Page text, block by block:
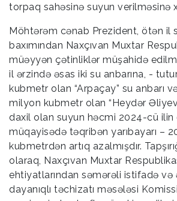
torpaq sahəsinə suyun verilməsinə
Möhtərəm cənab Prezident, ötən il
baxımından Naxçıvan Muxtar
müəyyən çətinliklər müşahidə
il ərzində əsas iki su anbarına, -
kubmetr olan “Arpaçay” su anbarı
milyon kubmetr olan “Heydər
daxil olan suyun həcmi 2024-cü ilin
müqayisədə təqribən yarıbayarı –
kubmetrdən artıq azalmışdır.
olaraq, Naxçıvan Muxtar
ehtiyatlarından səmərəli istifadə və
dayanıqlı təchizatı məsələsi